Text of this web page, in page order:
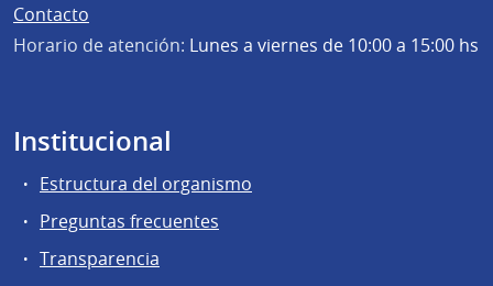
Contacto
Horario de atención: Lunes a viernes de 10:00 a 15:00 hs
Institucional
Estructura del organismo
Preguntas frecuentes
Transparencia